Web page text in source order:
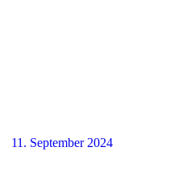
11. September 2024